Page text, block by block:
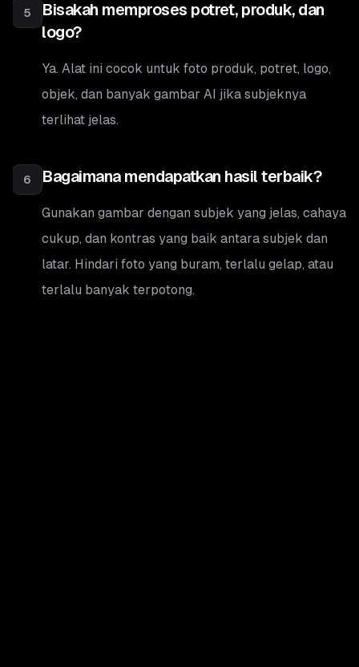
5
Bisakah memproses potret, produk, dan
logo?
Ya. Alat ini cocok untuk foto produk, potret, logo,
objek, dan banyak gambar AI jika subjeknya
terlihat jelas.
6 Bagaimana mendapatkan hasil terbaik?
Gunakan gambar dengan subjek yang jelas, cahaya
cukup, dan kontras yang baik antara subjek dan
latar. Hindari foto yang buram, terlalu gelap, atau
terlalu banyak terpotong.